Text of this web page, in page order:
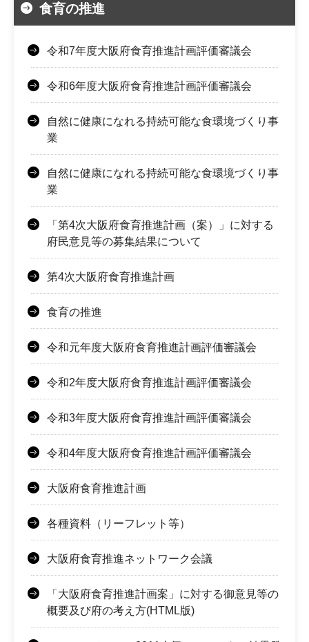
食育の推進
令和7年度大阪府食育推進計画評価審議会
令和6年度大阪府食育推進計画評価審議会
自然に健康になれる持続可能な食環境づくり事
業
自然に健康になれる持続可能な食環境づくり事
業
「第4次大阪府食育推進計画（案）」に対する
府民意見等の募集結果について
第4次大阪府食育推進計画
食育の推進
令和元年度大阪府食育推進計画評価審議会
令和2年度大阪府食育推進計画評価審議会
令和3年度大阪府食育推進計画評価審議会
令和4年度大阪府食育推進計画評価審議会
大阪府食育推進計画
各種資料（リーフレット等）
大阪府食育推進ネットワーク会議
「大阪府食育推進計画案」に対する御意見等の
概要及び府の考え方(HTML版)